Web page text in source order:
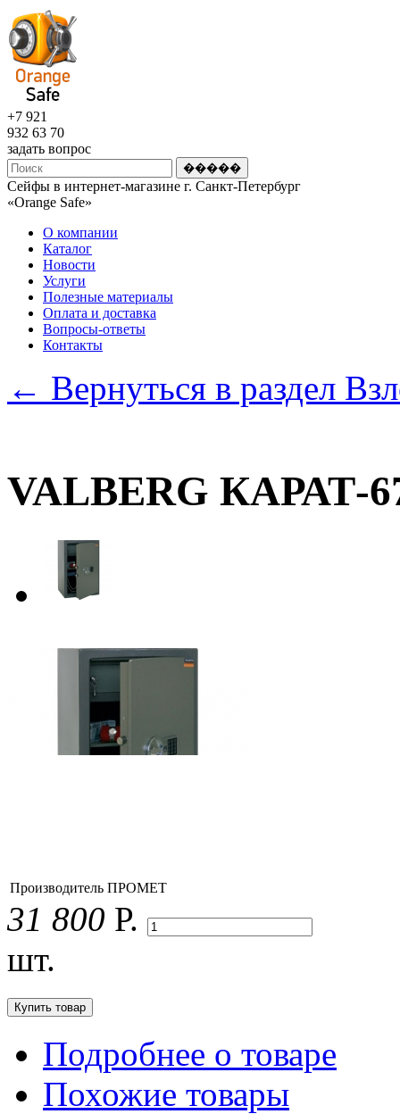
+7 921
932 63 70
задать вопрос
Сейфы в интернет-магазине г. Санкт-Петербург
«Оrange Safe»
О компании
Каталог
Новости
Услуги
Полезные материалы
Оплата и доставка
Вопросы-ответы
Контакты
← Вернуться в раздел
VALBERG КАРАТ-
Производитель ПРОМЕТ
31 800 Р.
шт.
Подробнее о товаре
Похожие товары